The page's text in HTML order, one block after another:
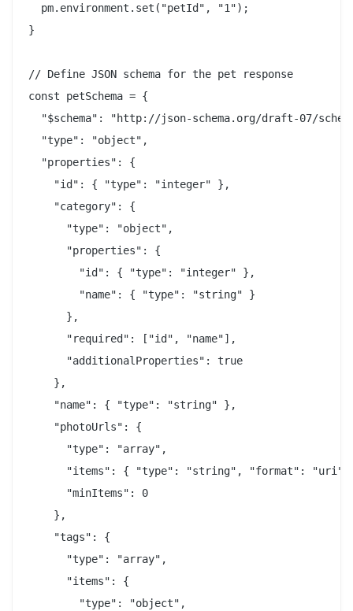
  pm.environment.set("petId", "1");
}
// Define JSON schema for the pet response
const petSchema = {
"$schema": "http://json-schema.org/draft-07/
  "type": "object",
  "properties": {
    "id": { "type": "integer" },
    "category": {
      "type": "object",
      "properties": {
        "id": { "type": "integer" },
        "name": { "type": "string" }
      },
      "required": ["id", "name"],
      "additionalProperties": true
    },
    "name": { "type": "string" },
    "photoUrls": {
      "type": "array",
"items": { "type": "string", "format": "uri"
      "minItems": 0
    },
    "tags": {
      "type": "array",
      "items": {
        "type": "object",